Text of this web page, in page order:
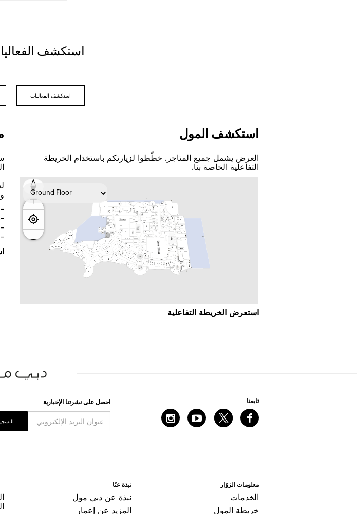
اﺳﺘﻜﺸﻒ
اﺳﺘﻜﺸﻒ اﻟﻔﻌﺎﻟﻴﺎﺕ
اﺳﺘﻜﺸﻒ اﻟﻤﻮﻝ
اﻟﻌﺮﺽ ﻳﺸﻤﻞ ﺟﻤﻴﻊ اﻟﻤﺘﺎﺟﺮ. ﺧﻄّﻄﻮا ﻟﺰﻳﺎﺭﺗﻜﻢ ﺑﺎﺳﺘﺨﺪاﻡ اﻟﺨﺮﻳﻄﺔ
اﻟﺘﻔﺎﻋﻠﻴﺔ اﻟﺨﺎﺻﺔ ﺑﻨﺎ.
اﺳﺘﻌﺮﺽ اﻟﺨﺮﻳﻄﺔ اﻟﺘﻔﺎﻋﻠﻴﺔ
ﺗﺎﺑﻌﻨﺎ اﺣﺼﻞ ﻋﻠﻰ ﻧﺸﺮﺗﻨﺎ اﻹﺧﺒﺎﺭﻳﺔ
ﻣﻌﻠﻮﻣﺎﺕ اﻟﺰﻭّاﺭ
اﻟﺨﺪﻣﺎﺕ
ﺧﺮﻳﻄﺔ اﻟﻤﻮﻝ
ﻧﺒﺬﺓ ﻋﻨّﺎ
ﻧﺒﺬﺓ ﻋﻦ ﺩﺑﻲ ﻣﻮﻝ
المزيد عن إعمار